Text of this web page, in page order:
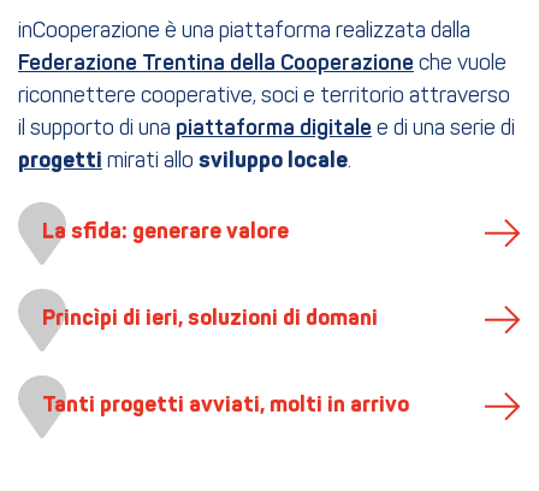
inCooperazione è una piattaforma realizzata dalla
Federazione Trentina della Cooperazione che vuole
riconnettere cooperative, soci e territorio attraverso
il supporto di una piattaforma digitale e di una serie di
progetti mirati allo sviluppo locale.
La sfida: generare valore
Princìpi di ieri, soluzioni di domani
Tanti progetti avviati, molti in arrivo